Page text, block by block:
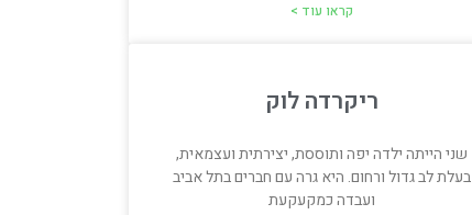
קראו עוד >
ריקרדה לוק
שני הייתה ילדה יפה ותוססת, יצירתית ועצמאית,
בעלת לב גדול ורחום. היא גרה עם חברים בתל אביב
ועבדה כמקעקעת